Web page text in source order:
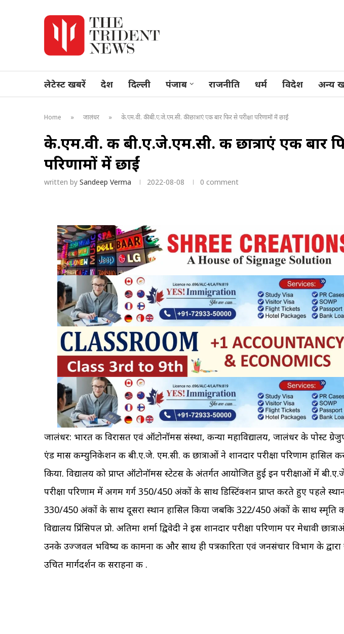
लेटेस्ट खबरें देश दिल्ली पंजाब राजनीति धर्म विदेश अन्य
Home » जालंधर » के.एम.वी. की बी.ए.जे.एम.सी. की छात्राएं एक बार फिर से परीक्षा परिणामों में छाईं
के.एम.वी. की बी.ए.जे.एम.सी. की छात्राएं एक बार
परिणामों में छाईं
written by Sandeep Verma 2022-08-08 0 comment
जालंधर: भारत की विरासत एवं ऑटोनॉमस संस्था, कन्या महाविद्यालय, जालंधर के पोस्ट
एंड मास कम्युनिकेशन की बी.ए.जे. एम.सी. की छात्राओं ने शानदार परीक्षा परिणाम हासिल कर
किया. विद्यालय को प्राप्त ऑटोनॉमस स्टेटस के अंतर्गत आयोजित हुई इन परीक्षाओं में
परीक्षा परिणाम में अगम गर्ग 350/450 अंकों के साथ डिस्टिंक्शन प्राप्त करते हुए पहले स्थान
330/450 अंकों के साथ दूसरा स्थान हासिल किया जबकि 322/450 अंकों के साथ स्मृति
विद्यालय प्रिंसिपल प्रो. अतिमा शर्मा द्विवेदी ने इस शानदार परीक्षा परिणाम पर मेधावी
उनके उज्जवल भविष्य की कामना की और साथ ही पत्रकारिता एवं जनसंचार विभाग के द्वारा
उचित मार्गदर्शन की सराहना की .